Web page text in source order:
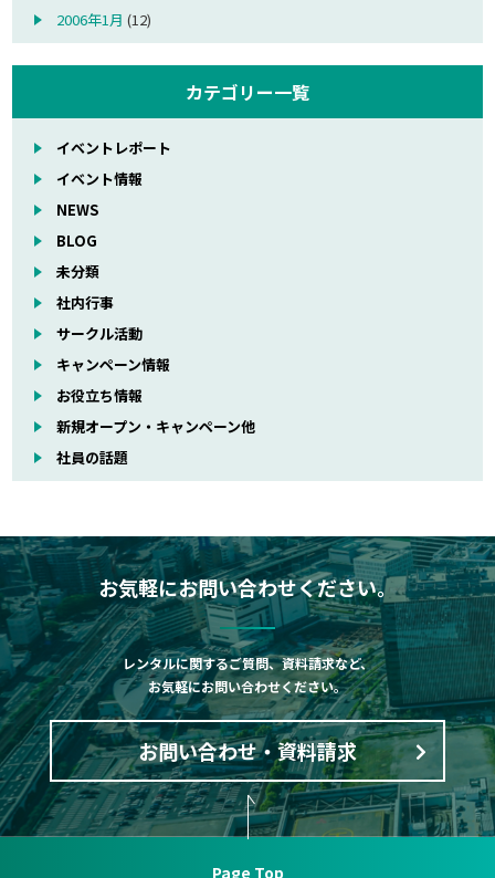
2006年1月 (12)
カテゴリー一覧
イベントレポート
イベント情報
NEWS
BLOG
未分類
社内行事
サークル活動
キャンペーン情報
お役立ち情報
新規オープン・キャンペーン他
社員の話題
お気軽にお問い合わせください。
レンタルに関するご質問、資料請求など、
お気軽にお問い合わせください。
お問い合わせ・資料請求
Page Top